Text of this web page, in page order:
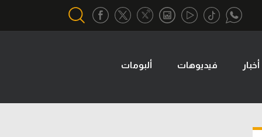
أخبار فيديوهات ألبومات